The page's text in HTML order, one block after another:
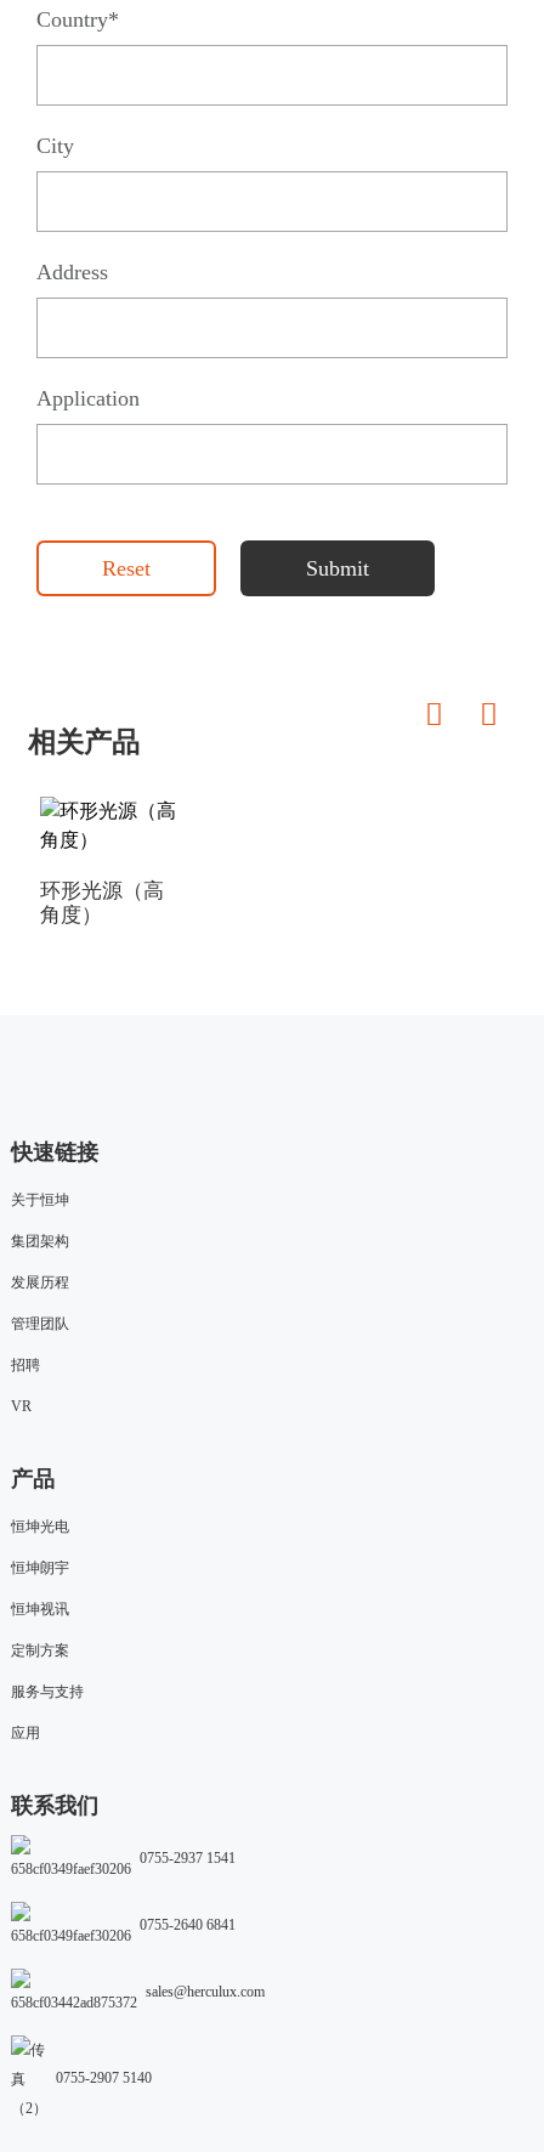
Country*
City
Address
Application
Reset Submit
相关产品
环形光源（高
角度）
快速链接
关于恒坤
集团架构
发展历程
管理团队
招聘
VR
产品
恒坤光电
恒坤朗宇
恒坤视讯
定制方案
服务与支持
应用
联系我们
0755-2937 1541
0755-2640 6841
sales@herculux.com
0755-2907 5140